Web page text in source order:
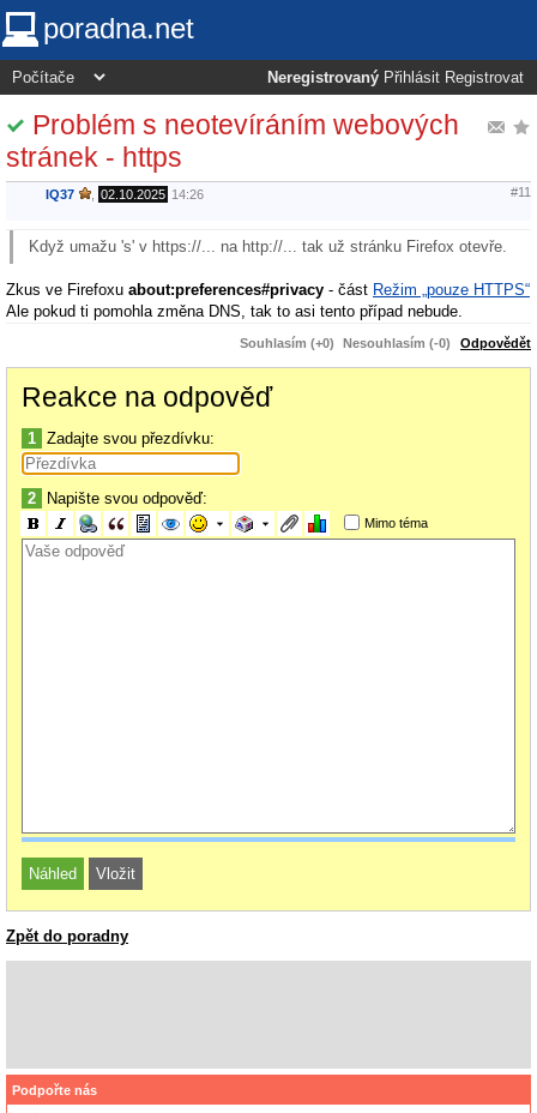
poradna.net
Neregistrovaný Přihlásit Registrovat
Problém s neotevíráním webových
stránek - https
IQ37 02.10.2025 14:26 #11
Když umažu 's' v https://... na http://... tak už stránku Firefox otevře.
Zkus ve Firefoxu about:preferences#privacy - část Režim „pouze HTTPS“
Ale pokud ti pomohla změna DNS, tak to asi tento případ nebude.
Souhlasím (+0) Nesouhlasím (-0) Odpovědět
Reakce na odpověď
1 Zadajte svou přezdívku:
2 Napište svou odpověď:
Mimo téma
Zpět do poradny
Podpořte nás